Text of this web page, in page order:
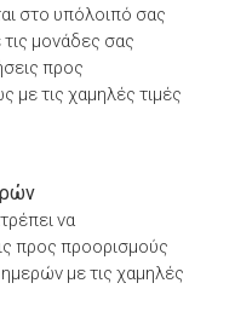
στο υπόλοιπό σας
μονάδες σας
προς
με τις χαμηλές τιμές
να
προς προορισμούς
με τις χαμηλές